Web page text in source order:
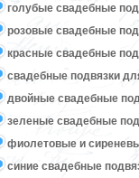
голубые свадебные
розовые свадебные
красные свадебные
свадебные подвязки
двойные свадебные
зеленые свадебные
фиолетовые и
синие свадебные